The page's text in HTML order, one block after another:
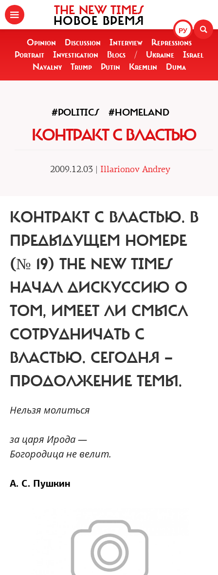
РУ
THE NEW TIMES
НОВОЕ ВРЕМЯ
Opinion Discussion Interview
Repressions
Portrait
Investigation Blogs / Ukraine
Israel
Navalny
Trump Putin Kremlin Duma
#POLITICS #HOMELAND
КОНТРАКТ С ВЛАСТЬЮ
2009.12.03 | Illarionov Andrey
КОНТРАКТ С ВЛАСТЬЮ. В
ПРЕДЫДУЩЕМ НОМЕРЕ
(№ 19) THE NEW TIMES
НАЧАЛ ДИСКУССИЮ О
ТОМ, ИМЕЕТ ЛИ СМЫСЛ
СОТРУДНИЧАТЬ С
ВЛАСТЬЮ. СЕГОДНЯ —
ПРОДОЛЖЕНИЕ ТЕМЫ.
Нельзя молиться
за царя Ирода —
Богородица не велит.
А. С. Пушкин